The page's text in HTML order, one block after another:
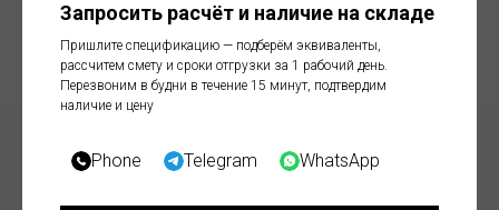
Запросить расчёт и наличие на складе
Пришлите спецификацию — подберём эквиваленты,
рассчитем смету и сроки отгрузки за 1 рабочий день.
Перезвоним в будни в течение 15 минут, подтвердим
наличие и цену
Phone Telegram WhatsApp